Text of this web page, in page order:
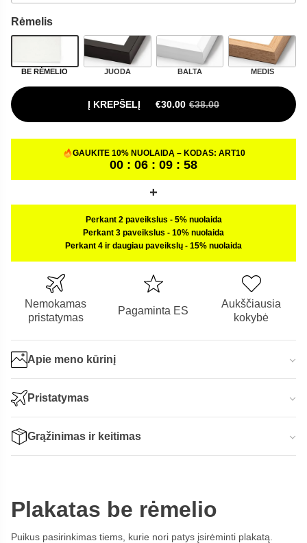
Rėmelis
BE RĖMELIO JUODA BALTA MEDIS
Į KREPŠELĮ €30.00 €38.00
ORIGINAL PRICE WAS: €38.00.
CURRENT PRICE IS: €30.00.
GAUKITE 10% NUOLAIDĄ – KODAS: ART10
00 : 06 : 09 : 57
Perkant 2 paveikslus - 5% nuolaida
Perkant 3 paveikslus - 10% nuolaida
Perkant 4 ir daugiau paveikslų - 15% nuolaida
Nemokamas
pristatymas
Pagaminta ES
Aukščiausia
kokybė
Apie meno kūrinį
Pristatymas
Grąžinimas ir keitimas
Plakatas be rėmelio
Puikus pasirinkimas tiems, kurie nori patys įsirėminti plakatą.